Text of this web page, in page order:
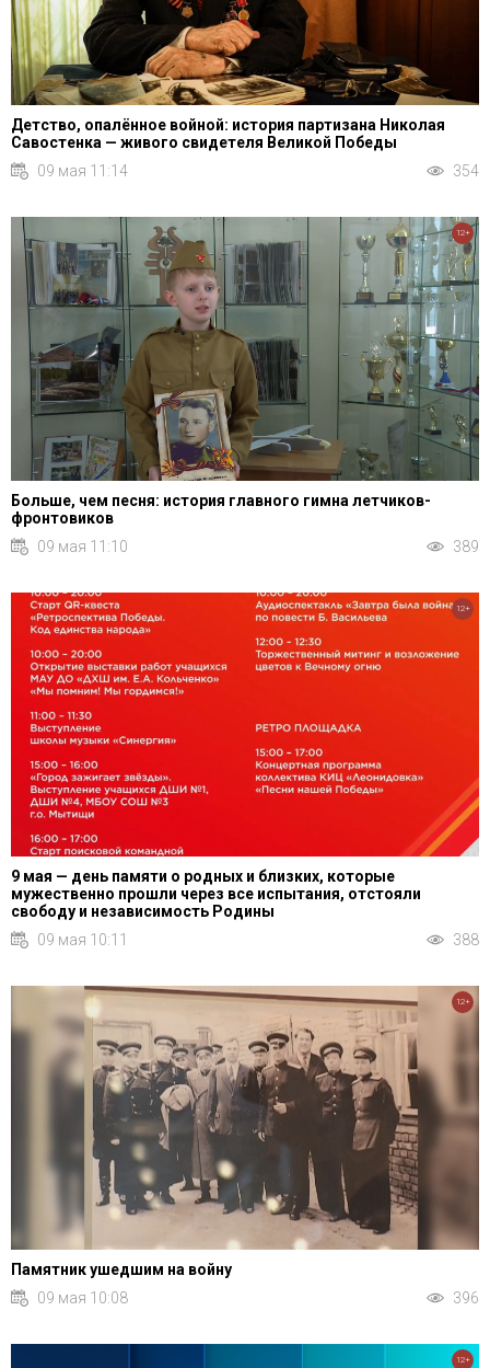
Детство, опалённое войной: история партизана Николая
Савостенка — живого свидетеля Великой Победы
09 мая 11:14
354
Больше, чем песня: история главного гимна летчиков-
фронтовиков
09 мая 11:10
389
12+
9 мая — день памяти о родных и близких, которые
мужественно прошли через все испытания, отстояли
свободу и независимость Родины
09 мая 10:11
388
12+
Памятник ушедшим на войну
09 мая 10:08
396
12+
12+